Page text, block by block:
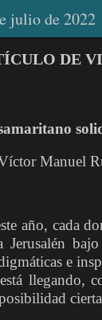
julio de 2022
DE
Manuel
año, cada
Jerusalén
e
llegando,